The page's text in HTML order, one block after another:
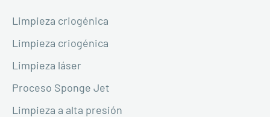
Limpieza criogénica
Limpieza criogénica
Limpieza láser
Proceso Sponge Jet
Limpieza a alta presión